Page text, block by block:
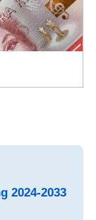
2024-2033